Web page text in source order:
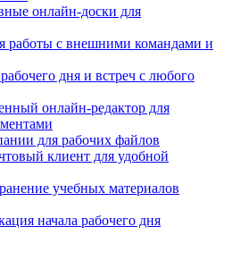
онлайн-доски для
работы с внешними командами и
дня и встреч с любого
онлайн-редактор для
для рабочих файлов
клиент для удобной
учебных материалов
начала рабочего дня